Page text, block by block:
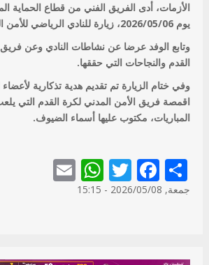
الأزمات، أدى الفريق الفني من قطاع الحماية
يوم 2026/05/06، زيارة للنادي الرياضي للأمن المدني.
وتابع الوفد عرضا عن نشاطات النادي وعن فريق
القدم والنجاحات التي حققها.
وفي ختام الزيارة تم تقديم هدية تذكارية لأعضاء
اقمصة فريق الأمن المدني لكرة القدم التي
المباريات، مكتوب عليها أسماء الضيوف.
Share
Facebook
Twitter
جمعة, 2026/05/08 - 15:15